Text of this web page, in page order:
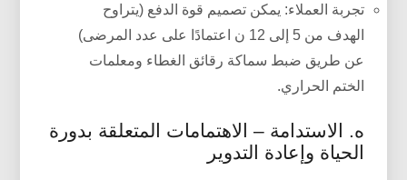
تجربة العملاء: يمكن تصميم قوة الدفع (يتراوح
الهدف من 5 إلى 12 ن اعتمادًا على عدد المرضى)
عن طريق ضبط سماكة رقائق الغطاء ومعلمات
الختم الحراري.
ه. الاستدامة – الاهتمامات المتعلقة بدورة
الحياة وإعادة التدوير